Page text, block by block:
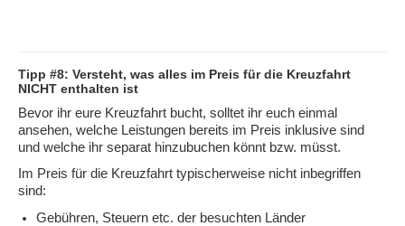
Tipp #8: Versteht, was alles im Preis für die Kreuzfahrt
NICHT enthalten ist
Bevor ihr eure Kreuzfahrt bucht, solltet ihr euch einmal
ansehen, welche Leistungen bereits im Preis inklusive sind
und welche ihr separat hinzubuchen könnt bzw. müsst.
Im Preis für die Kreuzfahrt typischerweise nicht inbegriffen
sind:
Gebühren, Steuern etc. der besuchten Länder